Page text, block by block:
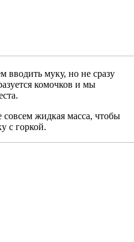
вводить муку, но не сразу
комочков и мы
жидкая масса, чтобы
с горкой.